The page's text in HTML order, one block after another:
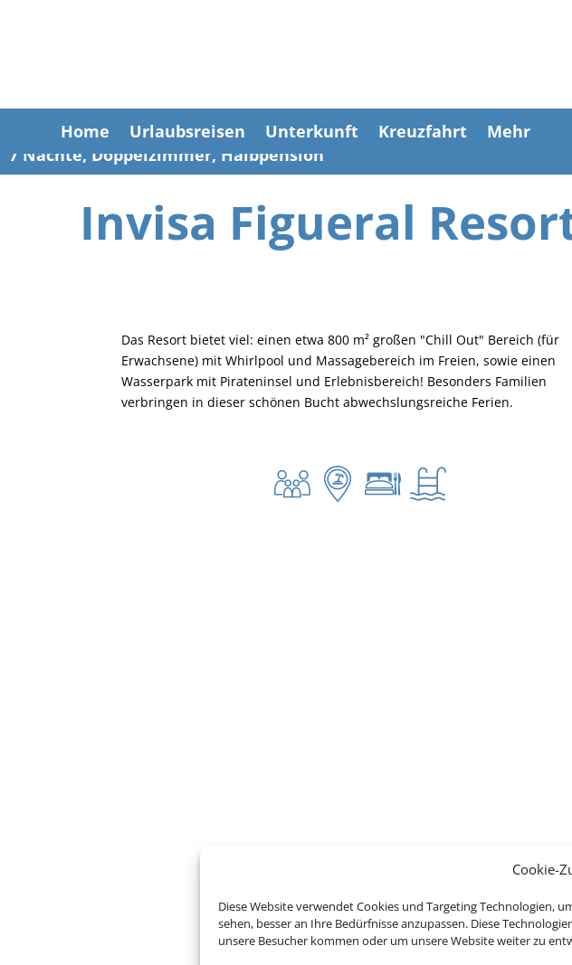
Cookie-
Diese Website verwendet Cookies und Targeting Technologien,
sehen, besser an Ihre Bedürfnisse anzupassen. Diese
unsere Besucher kommen oder um unsere Website weiter zu
Home Urlaubsreisen Unterkunft Kreuzfahrt Mehr
7 Nächte, Doppelzimmer, Halbpension
Invisa Figueral
Das Resort bietet viel: einen etwa 800 m² großen "Chill Out" Bereich (für
Erwachsene) mit Whirlpool und Massagebereich im Freien, sowie einen
Wasserpark mit Pirateninsel und Erlebnisbereich! Besonders Familien
verbringen in dieser schönen Bucht abwechslungsreiche Ferien.